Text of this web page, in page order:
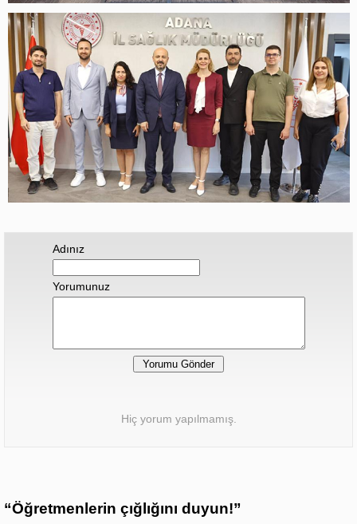
Adınız
Yorumunuz
Hiç yorum yapılmamış.
“Öğretmenlerin çığlığını duyun!”